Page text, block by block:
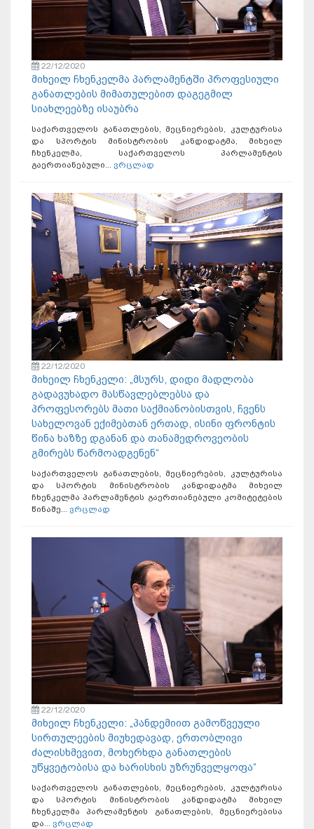
22/12/2020
მიხეილ ჩხენკელმა პარლამენტში პროფესიული
განათლების მიმათულებით დაგეგმილ
სიახლეებზე ისაუბრა
საქართველოს განათლების, მეცნიერების, კულტურისა
და სპორტის მინისტრობის კანდიდატმა, მიხეილ
ჩხენკელმა, საქართველოს პარლამენტის
გაერთიანებული... ვრცლად
22/12/2020
მიხეილ ჩხენკელი: „მსურს, დიდი მადლობა
გადავუხადო მასწავლებლებსა და
პროფესორებს მათი საქმიანობისთვის, ჩვენს
სახელოვან ექიმებთან ერთად, ისინი ფრონტის
წინა ხაზზე დგანან და თანამედროვეობის
გმირებს წარმოადგენენ“
საქართველოს განათლების, მეცნიერების, კულტურისა
და სპორტის მინისტრობის კანდიდატმა მიხეილ
ჩხენკელმა პარლამენტის გაერთიანებული კომიტეტების
წინაშე... ვრცლად
22/12/2020
მიხეილ ჩხენკელი: „პანდემიით გამოწვეული
სირთულეების მიუხედავად, ერთობლივი
ძალისხმევით, მოხერხდა განათლების
უწყვეტობისა და ხარისხის უზრუნველყოფა“
საქართველოს განათლების, მეცნიერების, კულტურისა
და სპორტის მინისტრობის კანდიდატმა მიხეილ
ჩხენკელმა პარლამენტის განათლების, მეცნიერებისა
და... ვრცლად